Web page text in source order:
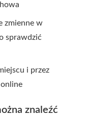
zmienne w
sprawdzić
i przez
znaleźć